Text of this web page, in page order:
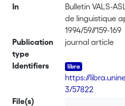
In
Bulletin VALS-
de linguistique
1994/59//159-169
Publication
type
journal article
Identifiers
https://
3/57822
File(s)